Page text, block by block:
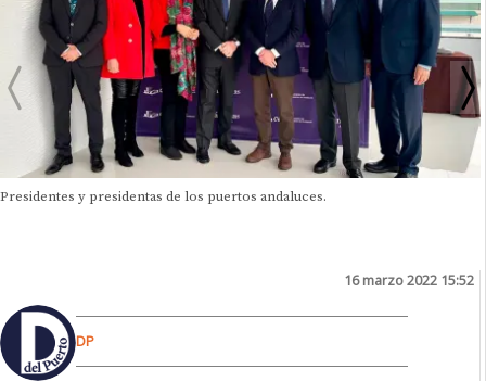
Presidentes y presidentas de los puertos andaluces.
16 marzo 2022 15:52
DP